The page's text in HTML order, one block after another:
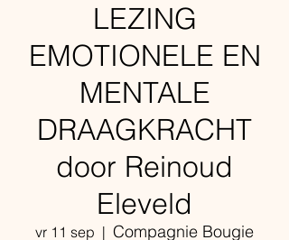
LEZING
EMOTIONELE EN
MENTALE
DRAAGKRACHT
door Reinoud
Eleveld
vr 11 sep
  |
Compagnie Bougie